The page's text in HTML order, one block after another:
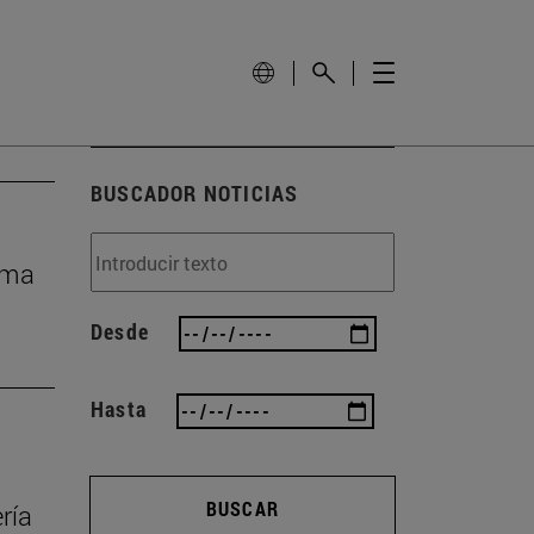
BUSCADOR NOTICIAS
Desde
Hasta
BUSCAR